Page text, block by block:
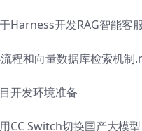
Harness开发RAG智能客
程和向量数据库检索机制
开发环境准备
CC Switch切换国产大模型